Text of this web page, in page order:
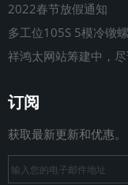
2022春节放假通知
多工位105S 5模冷镦
祥鸿太网站筹建中，
订阅
获取最新更新和优惠。